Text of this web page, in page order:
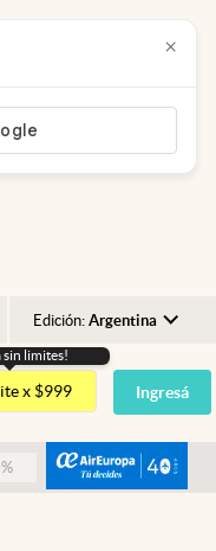
Edición: Argentina
Argentina
España
México
USA
sin limites!
x $999 Ingresá
DÓLAR BLUE $ 1530
×